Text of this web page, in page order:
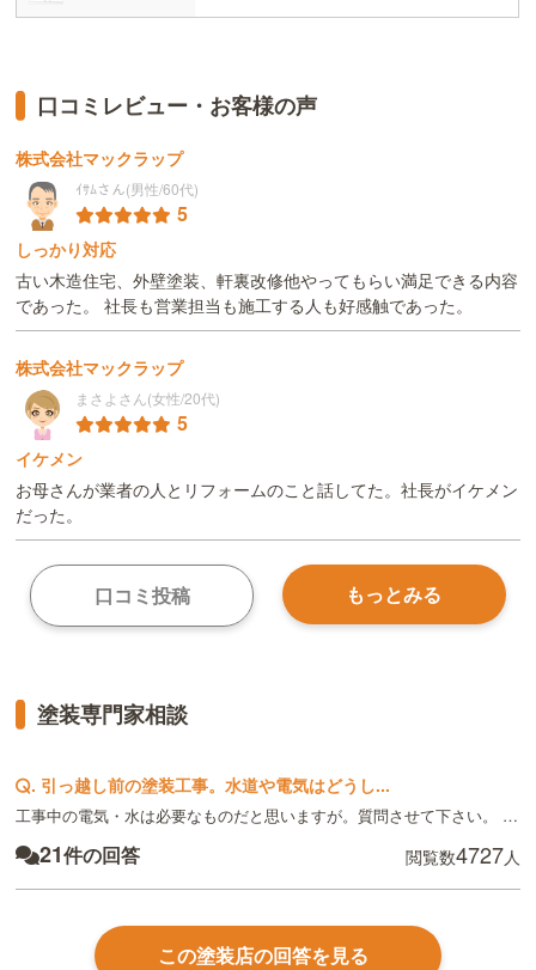
口コミレビュー・お客様の声
株式会社マックラップ
ｲｻﾑさん(男性/60代)
5
しっかり対応
古い木造住宅、外壁塗装、軒裏改修他やってもらい満足できる内容
であった。 社長も営業担当も施工する人も好感触であった。
株式会社マックラップ
まさよさん(女性/20代)
5
イケメン
お母さんが業者の人とリフォームのこと話してた。社長がイケメン
だった。
口コミ投稿 もっとみる
塗装専門家相談
. 引っ越し前の塗装工事。水道や電気はどうし...
工事中の電気・水は必要なものだと思いますが。質問させて下さい。 先...
21件の回答 閲覧数4727人
この塗装店の回答を見る